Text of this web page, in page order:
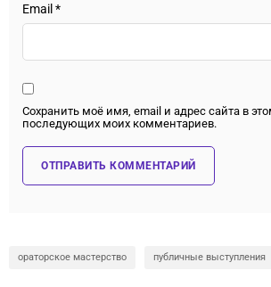
Email *
Сохранить моё имя, email и адрес сайта в
последующих моих комментариев.
ораторское мастерство публичные выступления